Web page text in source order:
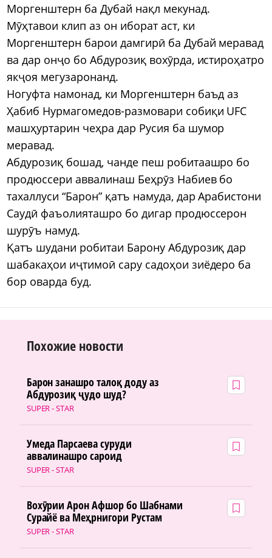
Моргенштерн ба Дубай нақл мекунад.
Мӯҳтавои клип аз он иборат аст, ки
Моргенштерн барои дамгирӣ ба Дубай меравад
ва дар онҷо бо Абдурозиқ вохӯрда, истироҳатро
якҷоя мегузаронанд.
Ногуфта намонад, ки Моргенштерн баъд аз
Ҳабиб Нурмагомедов-размовари собиқи UFC
машҳуртарин чеҳра дар Русия ба шумор
меравад.
Абдурозиқ бошад, чанде пеш робитаашро бо
продюссери аввалинаш Беҳрӯз Набиев бо
тахаллуси “Барон” қатъ намуда, дар Арабистони
Саудӣ фаъолияташро бо дигар продюссерон
шурӯъ намуд.
Қатъ шудани робитаи Барону Абдурозиқ дар
шабакаҳои иҷтимоӣ сару садоҳои зиёдеро ба
бор оварда буд.
Похожие новости
SUPER - STAR
Барон занашро талоқ доду аз
Абдурозиқ ҷудо шуд?
SUPER - STAR
Умеда Парсаева суруди
аввалинашро сароид
SUPER - STAR
Вохӯрии Арон Афшор бо Шабнами
Сурайё ва Меҳрнигори Рустам